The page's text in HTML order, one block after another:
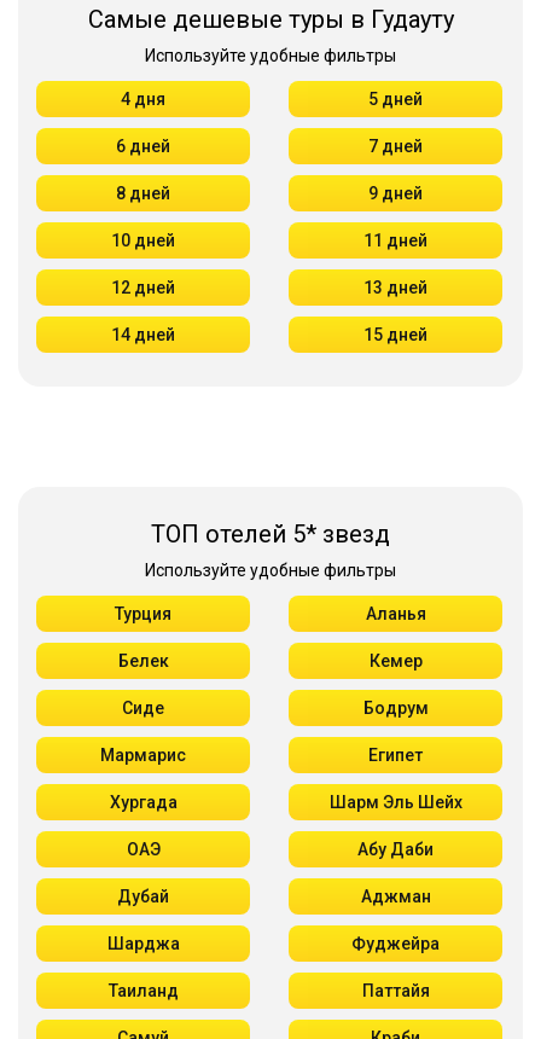
Самые дешевые туры в Гудауту
Используйте удобные фильтры
4 дня 5 дней
6 дней 7 дней
8 дней 9 дней
10 дней 11 дней
12 дней 13 дней
14 дней 15 дней
ТОП отелей 5* звезд
Используйте удобные фильтры
Турция Аланья
Белек Кемер
Сиде Бодрум
Мармарис Египет
Хургада Шарм Эль Шейх
ОАЭ Абу Даби
Дубай Аджман
Шарджа Фуджейра
Таиланд Паттайя